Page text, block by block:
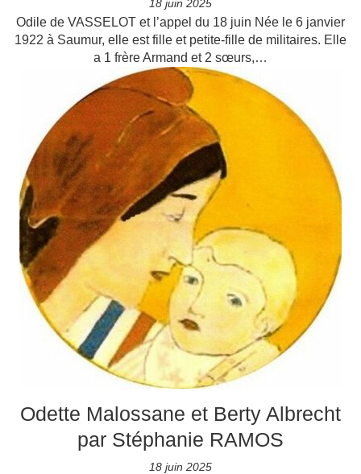
18 juin 2025
Odile de VASSELOT et l’appel du 18 juin Née le 6 janvier
1922 à Saumur, elle est fille et petite-fille de militaires. Elle
a 1 frère Armand et 2 sœurs,…
Odette Malossane et Berty Albrecht
par Stéphanie RAMOS
18 juin 2025